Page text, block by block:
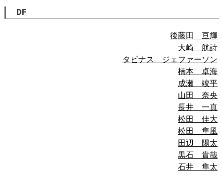
DF
後藤田 亘輝
大崎 航詩
タビナス ジェファーソン
楠本 卓海
成瀬 竣平
山田 奈央
長井 一真
松田 佳大
松田 隼風
田辺 陽太
黒石 貴哉
石井 隼太